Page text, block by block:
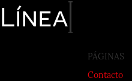
Línea
PÁGINAS
Contacto